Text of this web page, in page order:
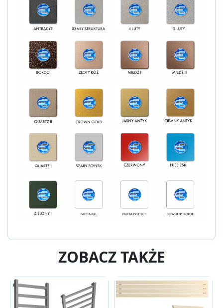
ZOBACZ TAKŻE